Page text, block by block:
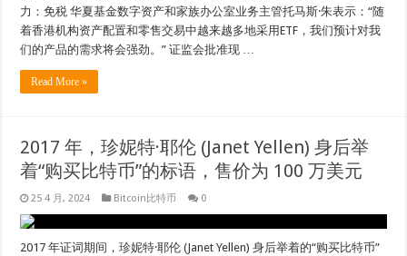
力：免税 华夏基金数字资产和家族办公室业务主管托马斯·朱表示：“随
着香港机构资产配置和零售交易中越来越多地采用ETF，我们预计对我
们的产品的需求将会强劲。” 证监会批准现 …
Read More »
2017 年，珍妮特·耶伦 (Janet Yellen) 身后举
着“购买比特币”的标语，售价为 100 万美元
25 4 月, 2024 Bitcoin比特币 0
2017 年证词期间，珍妮特·耶伦 (Janet Yellen) 身后举着的“购买比特币”